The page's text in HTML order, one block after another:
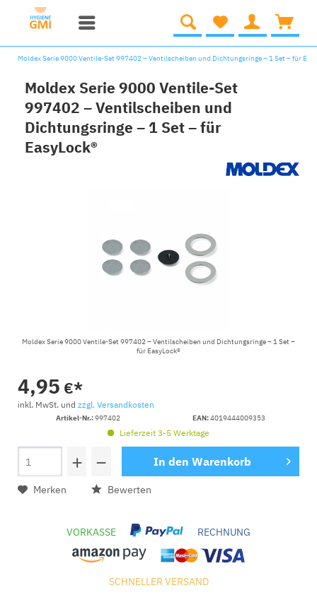
Moldex Serie 9000 Ventile-Set 997402 – Ventilscheiben und Dichtungsringe – 1 Set – für
Moldex Serie 9000 Ventile-Set
997402 – Ventilscheiben und
Dichtungsringe – 1 Set – für
EasyLock®
Moldex Serie 9000 Ventile-Set 997402 – Ventilscheiben und Dichtungsringe – 1 Set –
für EasyLock®
4,95 €*
inkl. MwSt. und zzgl. Versandkosten
Artikel-Nr.:997402 EAN:4019444009353
Lieferzeit 3-5 Werktage
+ − In den Warenkorb
Merken Bewerten
VORKASSE RECHNUNG
SCHNELLER VERSAND